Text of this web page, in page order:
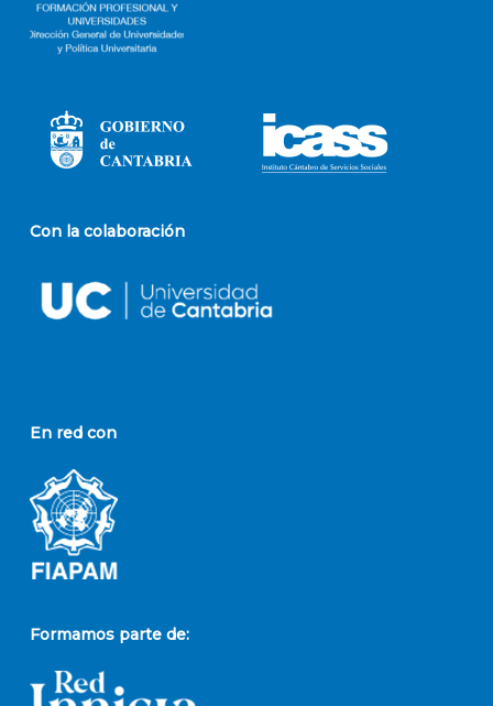
Con la colaboración
En red con
Formamos parte de: